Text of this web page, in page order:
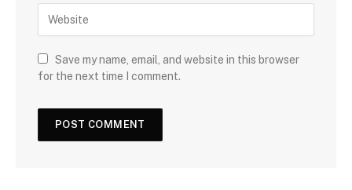
Save my name, email, and website in this browser
for the next time I comment.